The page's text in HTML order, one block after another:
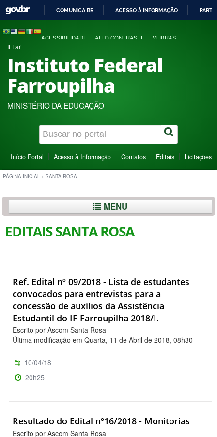
COMUNICA BR ACESSO À INFORMAÇÃO
ACESSIBILIDADE ALTO CONTRASTE VLIBRAS
IFFar
Instituto Federal
Farroupilha
MINISTÉRIO DA EDUCAÇÃO
Início Portal Acesso à Informação Contatos Editais Licitações
PÁGINA INICIAL > SANTA ROSA
MENU
EDITAIS SANTA ROSA
Ref. Edital nº 09/2018 - Lista de estudantes
convocados para entrevistas para a
concessão de auxílios da Assistência
Estudantil do IF Farroupilha 2018/I.
Escrito por Ascom Santa Rosa
Última modificação em Quarta, 11 de Abril de 2018, 08h30
10/04/18
20h25
Resultado do Edital nº16/2018 - Monitorias
Escrito por Ascom Santa Rosa